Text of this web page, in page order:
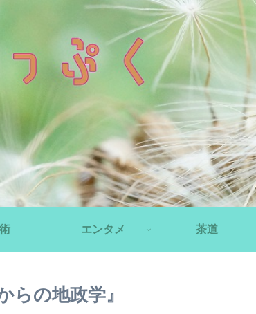
エンタメ 茶道
らの地政学』